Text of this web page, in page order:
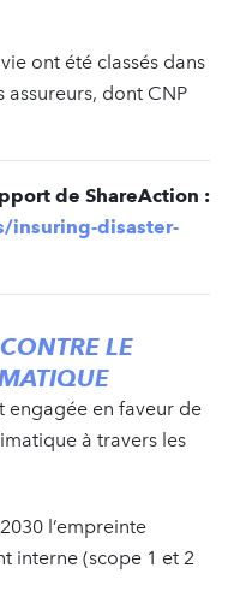
ont été classés dans
assureurs, dont CNP
de ShareAction :
insuring-disaster-
LE
engagée en faveur de
à travers les
l’empreinte
interne (scope 1 et 2